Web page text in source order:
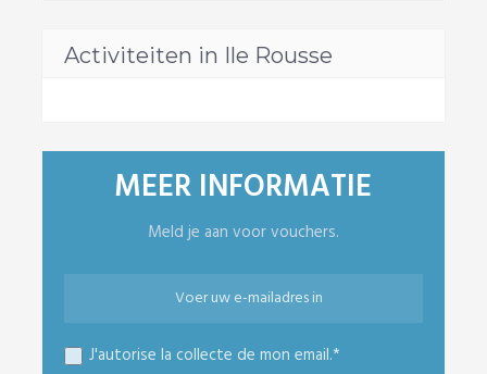
Activiteiten in Ile Rousse
MEER INFORMATIE
Meld je aan voor vouchers.
J'autorise la collecte de mon email.*